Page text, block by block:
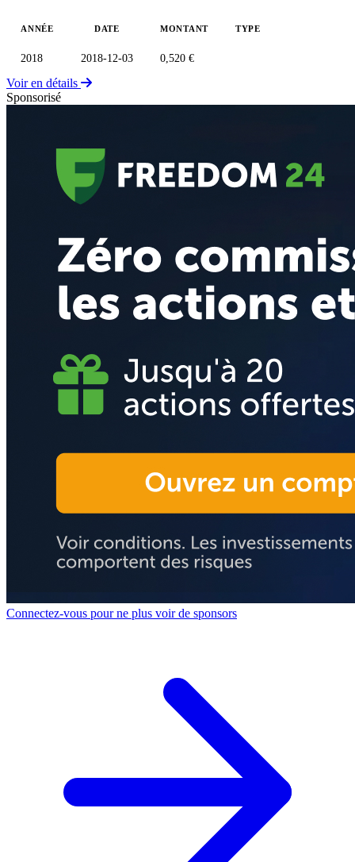
ANNÉE DATE MONTANT TYPE
2018 2018-12-03 0,520 €
Voir en détails
Sponsorisé
Connectez-vous pour ne plus voir de sponsors